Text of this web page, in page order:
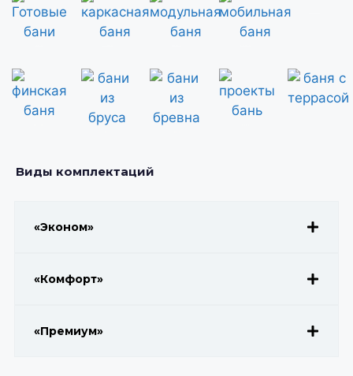
Виды комплектаций
«Эконом»
«Комфорт»
«Премиум»